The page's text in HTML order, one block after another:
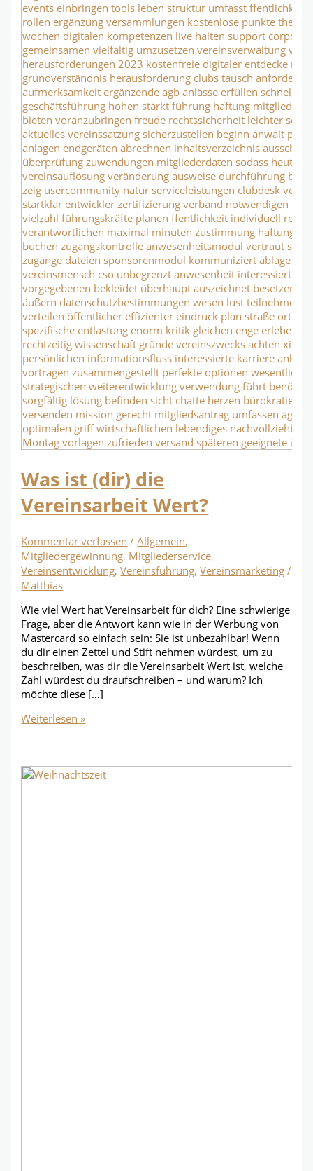
Was ist (dir) die
Vereinsarbeit Wert?
Kommentar verfassen /Allgemein,
Mitgliedergewinnung, Mitgliederservice,
Vereinsentwicklung,Vereinsführung,Vereinsmarketing /
Matthias
Wie viel Wert hat Vereinsarbeit für dich? Eine schwierige
Frage, aber die Antwort kann wie in der Werbung von
Mastercard so einfach sein: Sie ist unbezahlbar! Wenn
du dir einen Zettel und Stift nehmen würdest, um zu
beschreiben, was dir die Vereinsarbeit Wert ist, welche
Zahl würdest du draufschreiben – und warum? Ich
möchte diese […]
Was
Vereinsarbeit
Weiterlesen »